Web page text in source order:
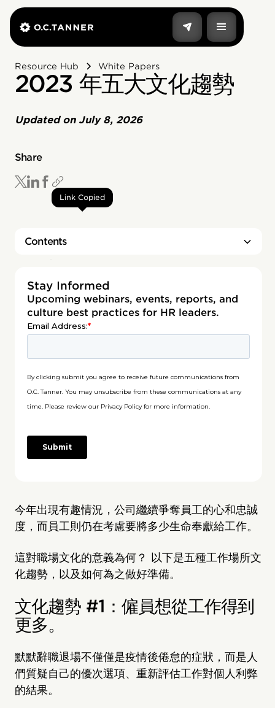
Resource Hub White Papers
2023 年五大文化趨勢
Updated on July 8, 2026
Share
Link Copied
Contents
Stay Informed
Upcoming webinars, events, reports, and
culture best practices for HR leaders.
今年出現有趣情況，公司繼續爭奪員工的心和忠誠
度，而員工則仍在考慮要將多少生命奉獻給工作。
這對職場文化的意義為何？ 以下是五種工作場所文
化趨勢，以及如何為之做好準備。
文化趨勢 #1：僱員想從工作得到
更多。
默默辭職退場不僅僅是疫情後倦怠的症狀，而是人
們質疑自己的優次選項、重新評估工作對個人利弊
的結果。